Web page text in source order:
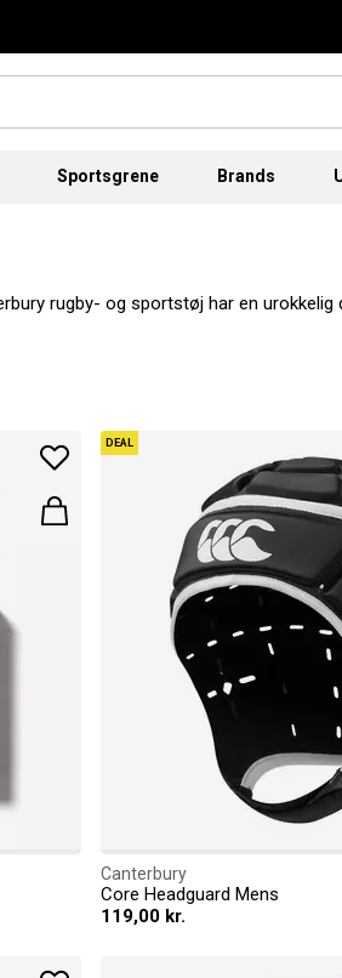
Sportsgrene Brands
rugby- og sportstøj har en
blevet verdensberømt inden for sports-
DEAL
Canterbury
Core Headguard Mens
119,00 kr.